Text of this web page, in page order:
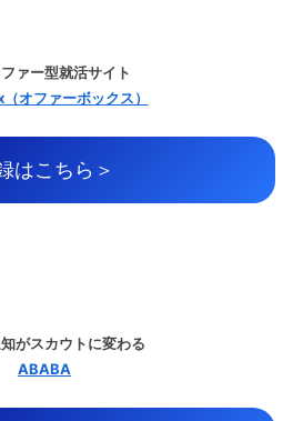
ァー型就活サイト
オファーボックス）
はこちら＞
がスカウトに変わる
ABABA